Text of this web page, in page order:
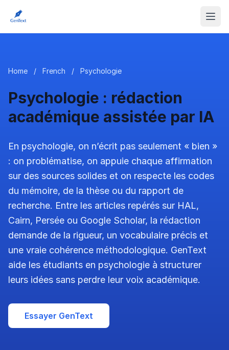
Home / French / Psychologie
Psychologie : rédaction
académique assistée par IA
En psychologie, on n’écrit pas seulement « bien »
: on problématise, on appuie chaque affirmation
sur des sources solides et on respecte les codes
du mémoire, de la thèse ou du rapport de
recherche. Entre les articles repérés sur HAL,
Cairn, Persée ou Google Scholar, la rédaction
demande de la rigueur, un vocabulaire précis et
une vraie cohérence méthodologique. GenText
aide les étudiants en psychologie à structurer
leurs idées sans perdre leur voix académique.
Essayer GenText